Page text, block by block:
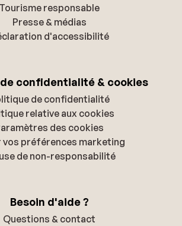
Tourisme responsable
Presse & médias
d'accessibilité
confidentialité & cookies
de confidentialité
relative aux cookies
des cookies
vos préférences marketing
de non-responsabilité
Besoin d'aide ?
Questions & contact